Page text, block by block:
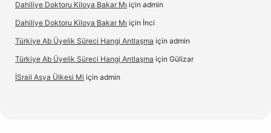
Dahiliye Doktoru Kiloya Bakar Mı için admin
Dahiliye Doktoru Kiloya Bakar Mı için İnci
Türkiye Ab Üyelik Süreci Hangi Antlaşma için admin
Türkiye Ab Üyelik Süreci Hangi Antlaşma için Gülizar
İSrail Asya Ülkesi Mi için admin